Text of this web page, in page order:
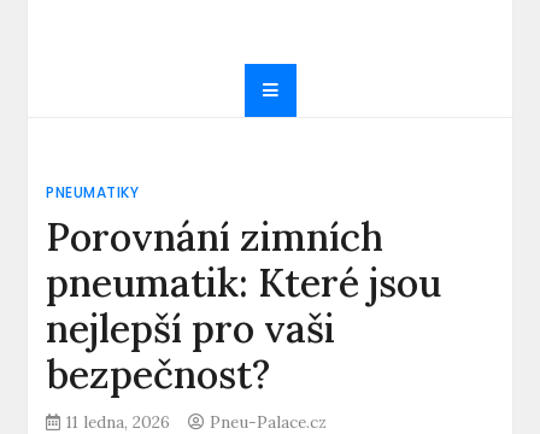
PNEUMATIKY
Porovnání zimních
pneumatik: Které jsou
nejlepší pro vaši
bezpečnost?
11 ledna, 2026 Pneu-Palace.cz